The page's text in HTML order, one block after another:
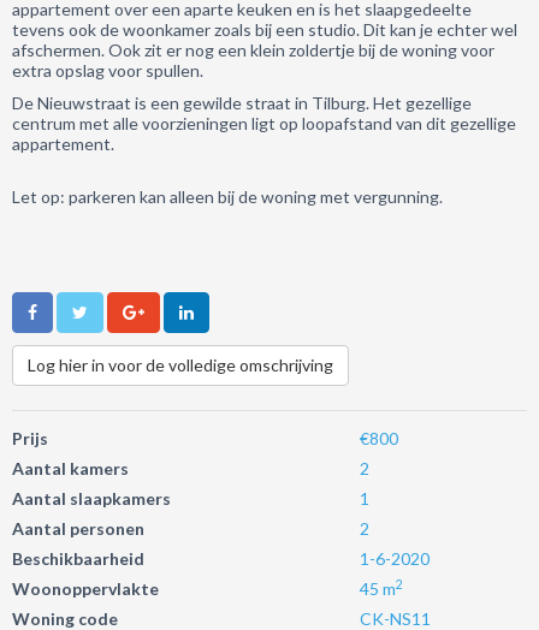
appartement over een aparte keuken en is het slaapgedeelte
tevens ook de woonkamer zoals bij een studio. Dit kan je echter wel
afschermen. Ook zit er nog een klein zoldertje bij de woning voor
extra opslag voor spullen.
De Nieuwstraat is een gewilde straat in Tilburg.Het gezellige
centrum met alle voorzieningen ligt op loopafstand van dit gezellige
appartement.
Let op: parkeren kan alleen bij de woning met vergunning.
Log hier in voor de volledige omschrijving
Prijs
€800
Aantal kamers
2
Aantal slaapkamers
1
Aantal personen
2
Beschikbaarheid
1-6-2020
Woonoppervlakte
45 m2
Woning code CK-NS11